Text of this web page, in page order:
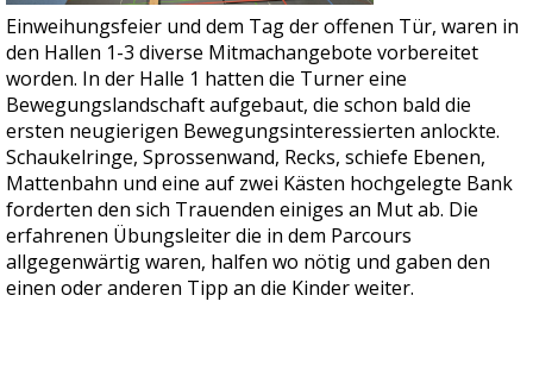
Einweihungsfeier und dem Tag der offenen Tür, waren in
den Hallen 1-3 diverse Mitmachangebote vorbereitet
worden. In der Halle 1 hatten die Turner eine
Bewegungslandschaft aufgebaut, die schon bald die
ersten neugierigen Bewegungsinteressierten anlockte.
Schaukelringe, Sprossenwand, Recks, schiefe Ebenen,
Mattenbahn und eine auf zwei Kästen hochgelegte Bank
forderten den sich Trauenden einiges an Mut ab. Die
erfahrenen Übungsleiter die in dem Parcours
allgegenwärtig waren, halfen wo nötig und gaben den
einen oder anderen Tipp an die Kinder weiter.